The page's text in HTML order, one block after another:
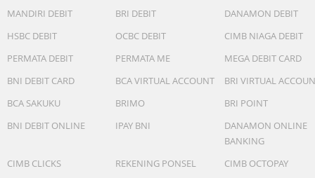
MANDIRI DEBIT BRI DEBIT
DANAMON DEBIT
HSBC DEBIT
OCBC DEBIT
CIMB NIAGA DEBIT
PERMATA DEBIT
PERMATA ME
MEGA DEBIT CARD
BNI DEBIT CARD
BCA VIRTUAL ACCOUNT
BRI VIRTUAL
BCA SAKUKU
BRIMO
BRI POINT
BNI DEBIT ONLINE
IPAY BNI
DANAMON ONLINE
BANKING
CIMB CLICKS
REKENING PONSEL
CIMB OCTOPAY